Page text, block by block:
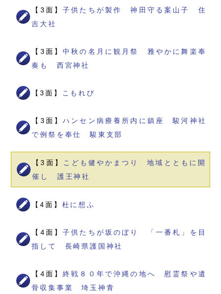
【3面】子供たちが製作 神田守る案山子 住
吉大社
【3面】中秋の名月に観月祭 雅やかに舞楽奉
奏も 西宮神社
【3面】 こもれび
【3面】ハンセン病療養所内に鎮座 駿河神社
で例祭を奉仕 駿東支部
【3面】
こども健やかまつり 地域とともに開
催し 護王神社
【4面】 杜に想ふ
【4面】子供たちが坂のぼり 「一番札」を目
指して 長崎県護国神社
【4面】終戦８０年で沖縄の地へ 慰霊祭や遺
骨収集事業 埼玉神青